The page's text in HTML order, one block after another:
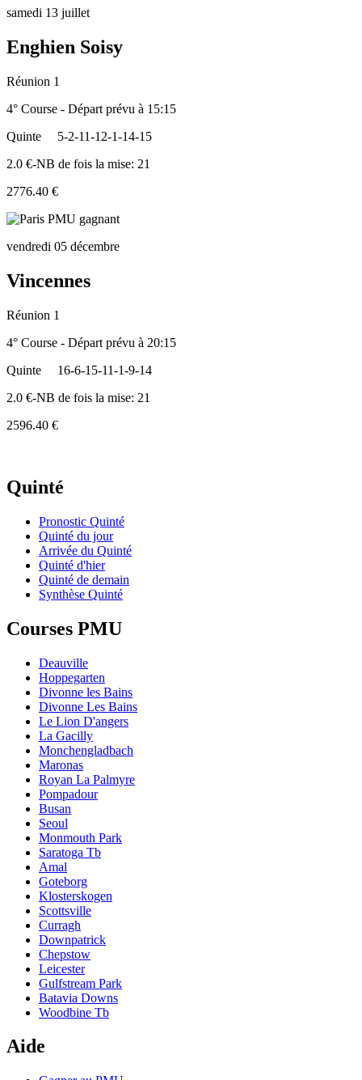
samedi 13 juillet
Enghien Soisy
Réunion 1
4° Course - Départ prévu à 15:15
Quinte
5-2-11-12-1-14-15
2.0 €-NB de fois la mise: 21
2776.40 €
vendredi 05 décembre
Vincennes
Réunion 1
4° Course - Départ prévu à 20:15
Quinte
16-6-15-11-1-9-14
2.0 €-NB de fois la mise: 21
2596.40 €
Quinté
Pronostic Quinté
Quinté du jour
Arrivée du Quinté
Quinté d'hier
Quinté de demain
Synthèse Quinté
Courses PMU
Deauville
Hoppegarten
Divonne les Bains
Divonne Les Bains
Le Lion D'angers
La Gacilly
Monchengladbach
Maronas
Royan La Palmyre
Pompadour
Busan
Seoul
Monmouth Park
Saratoga Tb
Amal
Goteborg
Klosterskogen
Scottsville
Curragh
Downpatrick
Chepstow
Leicester
Gulfstream Park
Batavia Downs
Woodbine Tb
Aide